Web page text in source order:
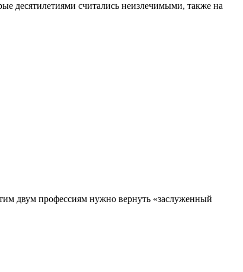
десятилетиями считались неизлечимыми, также на
двум профессиям нужно вернуть «заслуженный